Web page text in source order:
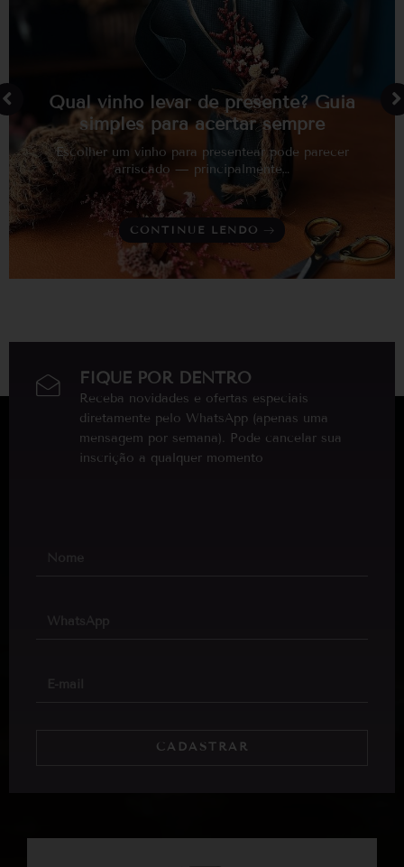
Qual vinho levar de presente? Guia
simples para acertar sempre
Escolher um vinho para presentear pode parecer
arriscado — principalmente…
CONTINUE LENDO
FIQUE POR DENTRO
Receba novidades e ofertas especiais
diretamente pelo WhatsApp (apenas uma
mensagem por semana). Pode cancelar sua
inscrição a qualquer momento
CADASTRAR